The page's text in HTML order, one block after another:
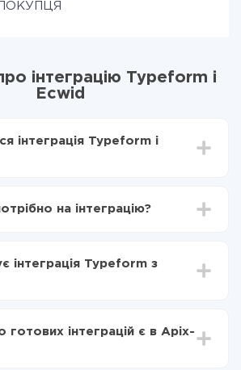
інтеграцію Typeform і
Ecwid
інтеграція Typeform і
дані передавати з Typeform в
автоматично передаватися з
на інтеграцію?
до 30-хвилин. У середньому
10-15 хвилин.
інтеграція Typeform з
кількість даних, які за фактом
вашої системи в іншу через
готових інтеграцій є в Apix-